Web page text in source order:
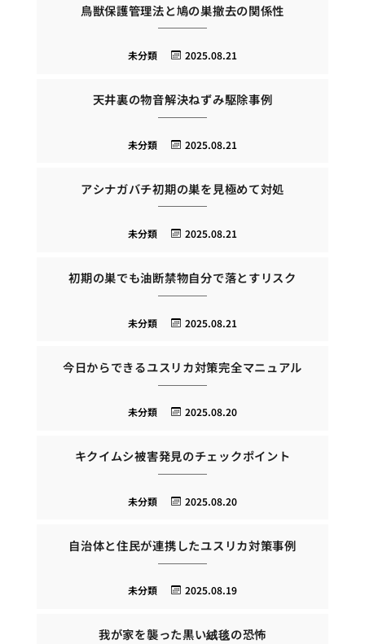
鳥獣保護管理法と鳩の巣撤去の関係性
2025.08.21
未分類
天井裏の物音解決ねずみ駆除事例
2025.08.21
未分類
アシナガバチ初期の巣を見極めて対処
2025.08.21
未分類
初期の巣でも油断禁物自分で落とすリスク
2025.08.21
未分類
今日からできるユスリカ対策完全マニュアル
2025.08.20
未分類
キクイムシ被害発見のチェックポイント
2025.08.20
未分類
自治体と住民が連携したユスリカ対策事例
2025.08.19
未分類
我が家を襲った黒い絨毯の恐怖